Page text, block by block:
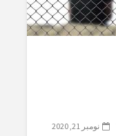
نومبر 21, 2020